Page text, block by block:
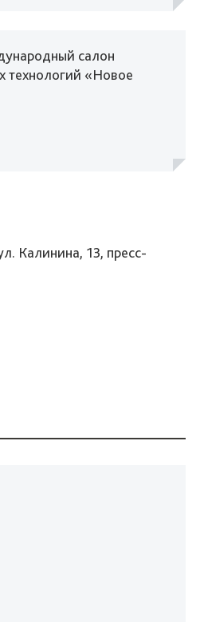
салон
технологий «Новое
Калинина, 13, пресс-